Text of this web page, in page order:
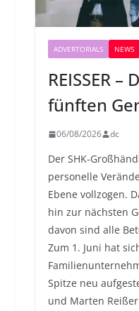
ADVERTORIALS NEWS
REISSER
fünften
06/08/2026 dc
Der SHK-
personelle
Ebene vollzogen.
hin zur nächsten
davon sind alle
Zum 1. Juni hat
Spitze neu
und Marten